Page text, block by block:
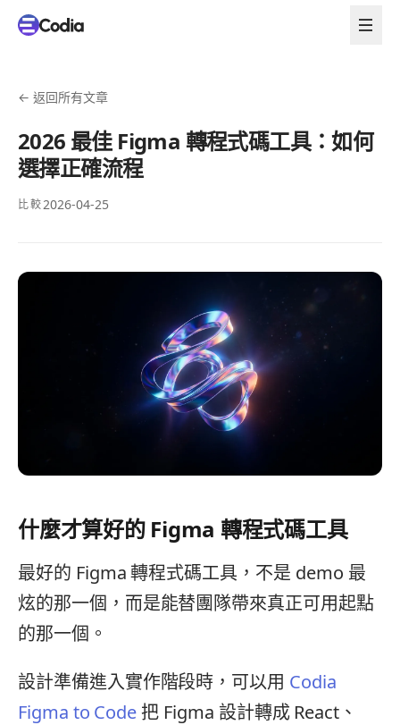
← 返回所有文章
2026 最佳 Figma 轉程式碼工具：如何
選擇正確流程
比較2026-04-25
什麼才算好的 Figma 轉程式碼工具
最好的 Figma 轉程式碼工具，不是 demo 最
炫的那一個，而是能替團隊帶來真正可用起點
的那一個。
設計準備進入實作階段時，可以用 Codia
Figma to Code把 Figma 設計轉成 React、